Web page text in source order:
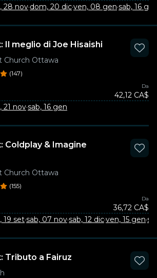
28 nov·dom, 20 dic·ven, 08 gen·sab, 16
Il meglio di Joe Hisaishi
Church Ottawa
(147)
Da
42,12 CA$
21 nov·sab, 16 gen
Coldplay & Imagine
Church Ottawa
(155)
Da
36,72 CA$
19 set·sab, 07 nov·sab, 12 dic·ven, 15 gen·
Tributo a Fairuz